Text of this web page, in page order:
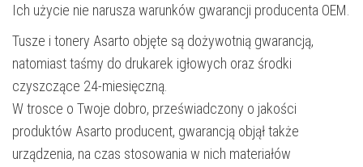
Ich użycie nie narusza warunków gwarancji producenta OEM.
Tusze i tonery Asarto objęte są dożywotnią gwarancją,
natomiast taśmy do drukarek igłowych oraz środki
czyszczące 24-miesięczną.
W trosce o Twoje dobro, przeświadczony o jakości
produktów Asarto producent, gwarancją objął także
urządzenia, na czas stosowania w nich materiałów